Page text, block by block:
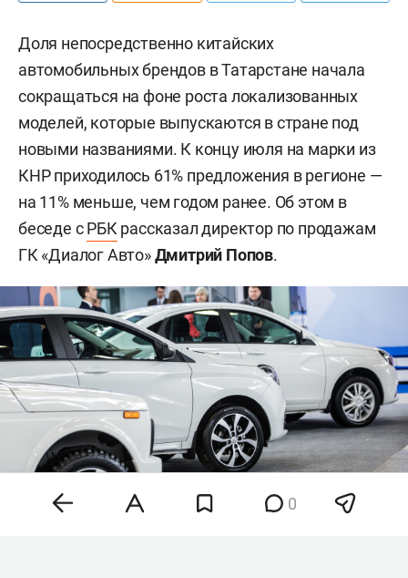
Доля непосредственно китайских
автомобильных брендов в Татарстане начала
сокращаться на фоне роста локализованных
моделей, которые выпускаются в стране под
новыми названиями. К концу июля на марки из
КНР приходилось 61% предложения в регионе —
на 11% меньше, чем годом ранее. Об этом в
беседе сРБКрассказал директор по продажам
ГК «Диалог Авто»Дмитрий Попов.
0